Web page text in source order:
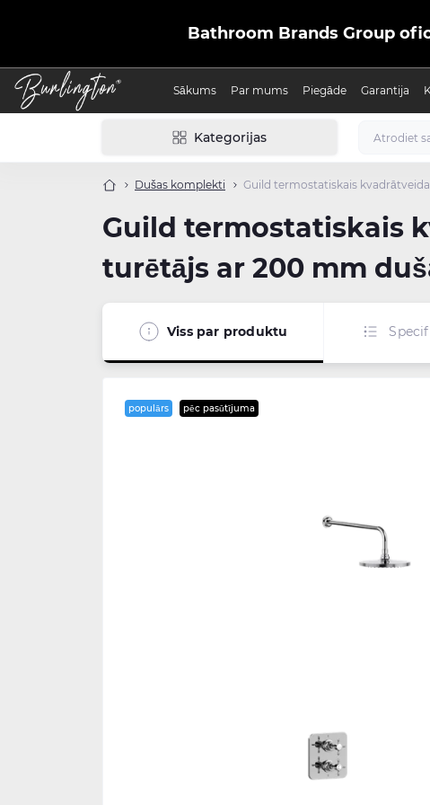
Bathroom Brands Group
Sākums Par mums Piegāde Garantija
Kategorijas
Dušas komplekti Guild termostatiskais
Guild termostatiskais
turētājs ar 200 mm
Viss par produktu
populārs pēc pasūtījuma